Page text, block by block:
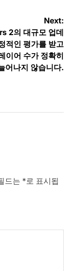
Next:
2의 대규모 업데
적인 평가를 받고
이어 수가 정확히
어나지 않습니다.
드는 * 로 표시됩